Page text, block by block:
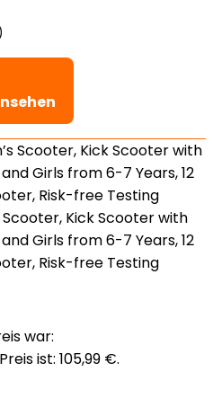
Scooter, Kick Scooter with
Girls from 6-7 Years, 12
Risk-free Testing
war:
ist: 105,99 €.